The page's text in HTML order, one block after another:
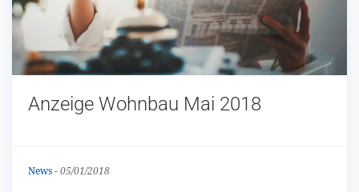
Anzeige Wohnbau Mai 2018
News - 05/01/2018